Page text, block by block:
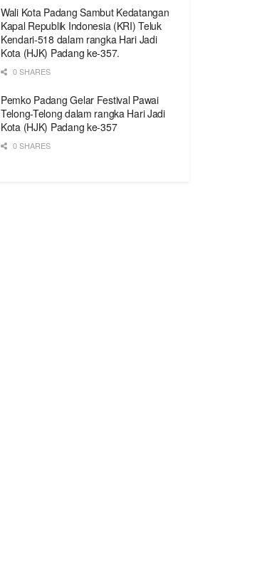
Wali Kota Padang Sambut Kedatangan
Kapal Republik Indonesia (KRI) Teluk
Kendari-518 dalam rangka Hari Jadi
Kota (HJK) Padang ke-357.
0 SHARES
Pemko Padang Gelar Festival Pawai
Telong-Telong dalam rangka Hari Jadi
Kota (HJK) Padang ke-357
0 SHARES